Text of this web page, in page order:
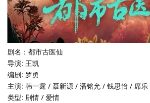
剧名：都市古医仙
导演: 王凯
编剧: 罗勇
主演: 韩一霆 / 聂新源 / 潘铭允 / 钱思怡 / 席
类型: 剧情 / 爱情